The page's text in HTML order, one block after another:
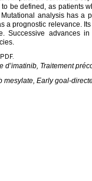
be defined, as patients
analysis has a
a prognostic relevance.
Successive advances
d’imatinib, Traitement
mesylate, Early goal-